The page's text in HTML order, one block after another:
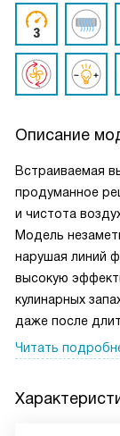
Описание
Встраиваемая
продуманное
и чистота
Модель
нарушая линий
высокую
кулинарных
даже после
Читать